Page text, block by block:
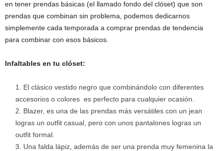
en tener prendas básicas (el llamado fondo del clóset) que son
prendas que combinan sin problema, podemos dedicarnos
simplemente cada temporada a comprar prendas de tendencia
para combinar con esos básicos.
Infaltables en tu clóset:
El clásico vestido negro que combinándolo con diferentes
accesorios o colores es perfecto para cualquier ocasión.
Blazer, es una de las prendas más versátiles con un jean
logras un outfit casual, pero con unos pantalones logras un
outfit formal.
Una falda lápiz, además de ser una prenda muy femenina la